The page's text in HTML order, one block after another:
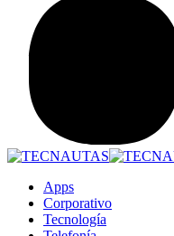
Apps
Corporativo
Tecnología